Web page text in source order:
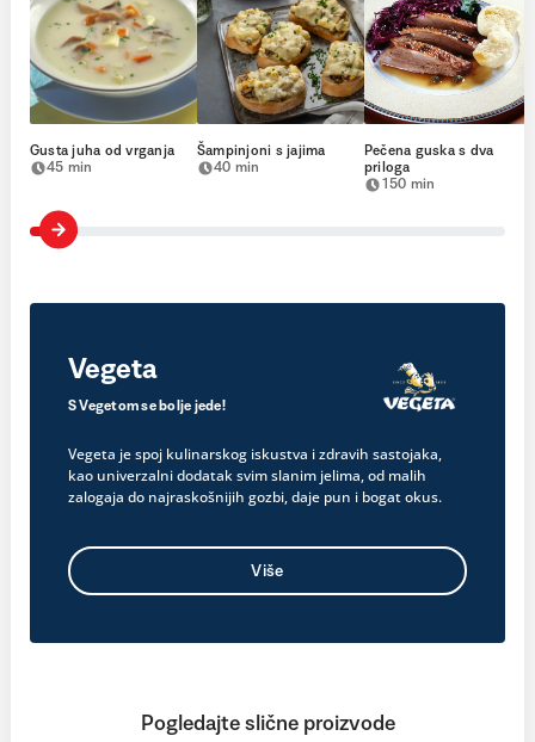
Gusta juha od vrganja
45 min
Šampinjoni s jajima
40 min
Pečena guska s dva
priloga
150 min
Vegeta
S Vegetom se bolje jede!
Vegeta je spoj kulinarskog iskustva i zdravih sastojaka,
kao univerzalni dodatak svim slanim jelima, od malih
zalogaja do najraskošnijih gozbi, daje pun i bogat okus.
Više
Pogledajte slične proizvode